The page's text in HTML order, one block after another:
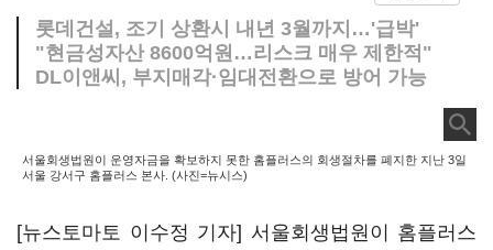
롯데건설, 조기 상환시 내년 3월까지…'급박'
"현금성자산 8600억원…리스크 매우 제한적"
DL이앤씨, 부지매각·임대전환으로 방어 가능
서울회생법원이 운영자금을 확보하지 못한 홈플러스의 회생절차를 폐지한 지난 3일
서울 강서구 홈플러스 본사. (사진=뉴시스)
[뉴스토마토 이수정 기자] 서울회생법원이 홈플러스